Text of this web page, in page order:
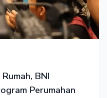
BNI
Perumahan